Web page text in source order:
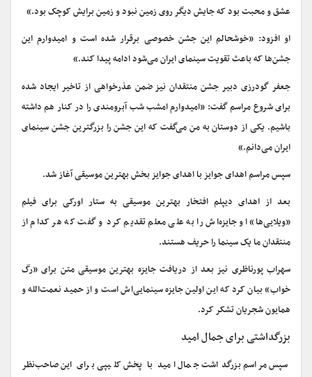
عشق و محبت بود که جایش دیگر روی زمین نبود و زمین برایش کوچک بود.»
او افزود: «خوشحالم این جشن خصوصی برقرار شده است و امیدوارم این
جشن‌ها که باعث تقویت سینمای ایران می‌شود ادامه پیدا کند.»
جعفر گودرزی دبیر جشن منتقدان نیز ضمن عذرخواهی از تاخیر ایجاد شده
برای شروع مراسم گفت: «امیدوارم امشب شب آبرومندی را در کنار هم داشته
باشیم. یکی از دوستان به من می‌گفت که این جشن را بزرگترین جشن سینمای
ایران می‌دانم.»
سپس مراسم اهدای جوایز با اهدای جوایز بخش بهترین موسیقی آغاز شد.
بعد از اهدای دیپلم افتخار بهترین موسیقی به ستار اورکی برای فیلم
«ویلایی‌ها» او جایزه‌اش را به علی معلم تقدیم کرد و گفت که هر کدام از
منتقدان ما یک سینما را حریف هستند.
سهراب پورناظری نیز بعد از دریافت جایزه بهترین موسیقی متن برای «رگ
خواب» بیان کرد که این اولین جایزه سینمایی‌اش است و از حمید نعمت‌الله و
همایون شجریان تشکر کرد.
بزرگداشتی برای جمال امید
سپس مراسم بزرگداشت جمال امید با پخش کلیپی برای این صاحب‌نظر